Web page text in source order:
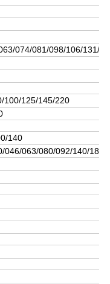
074/081/098/106/131/
100/125/145/220
140
046/063/080/092/140/180/